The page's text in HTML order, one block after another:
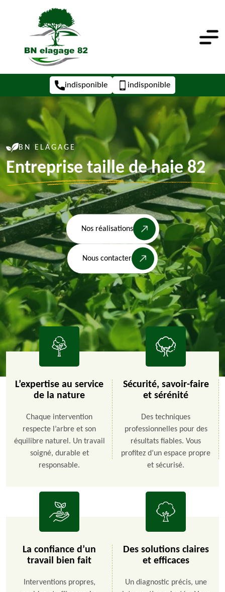
indisponible indisponible
BN ELAGAGE
Entreprise taille de haie 82
Nos réalisations
Nous contacter
L’expertise au service
de la nature
Chaque intervention
respecte l’arbre et son
équilibre naturel. Un travail
soigné, durable et
responsable.
Sécurité, savoir-faire
et sérénité
Des techniques
professionnelles pour des
résultats fiables. Vous
profitez d’un espace propre
et sécurisé.
La confiance d’un
travail bien fait
Interventions propres,
Des solutions claires
et efficaces
Un diagnostic précis, une